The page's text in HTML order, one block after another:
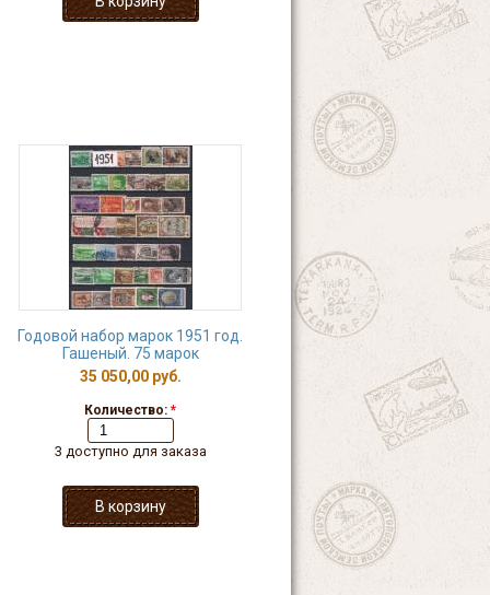
Годовой набор марок 1951 год.
Гашеный. 75 марок
35 050,00 руб.
Количество: *
3 доступно для заказа